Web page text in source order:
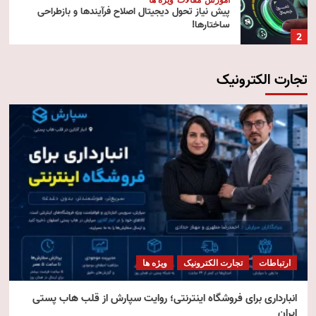
2
پیش‌ نیاز تحول دیجیتال اصلاح فرآیندها و بازطراحی
ساختارها!
3
آموزش
4
تکنولوژی مقالات ویژه ها
هوش مصنوعی استنتاجی
5
امنیت مقالات ویژه ها
امنیت فناوری اطلاعات
تجارت الکترونیک
ارتباطات تجارت الکترونیک ویژه ها
انبارداری برای فروشگاه اینترنتی؛ روایت سپارش از قلب هاب پستی